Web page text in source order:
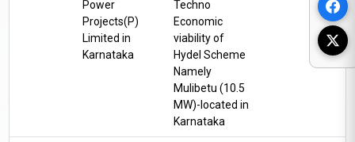
Power
Projects(P)
Limited in
Karnataka
Techno
Economic
viability of
Hydel Scheme
Namely
Mulibetu (10.5
MW)-located in
Karnataka